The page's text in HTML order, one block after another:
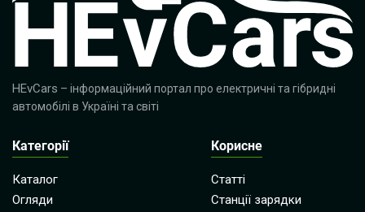
HEvCars – інформаційний портал про електричні та гібридні
автомобілі в Україні та світі
Категорії
Каталог
Огляди
Корисне
Статті
Станції зарядки